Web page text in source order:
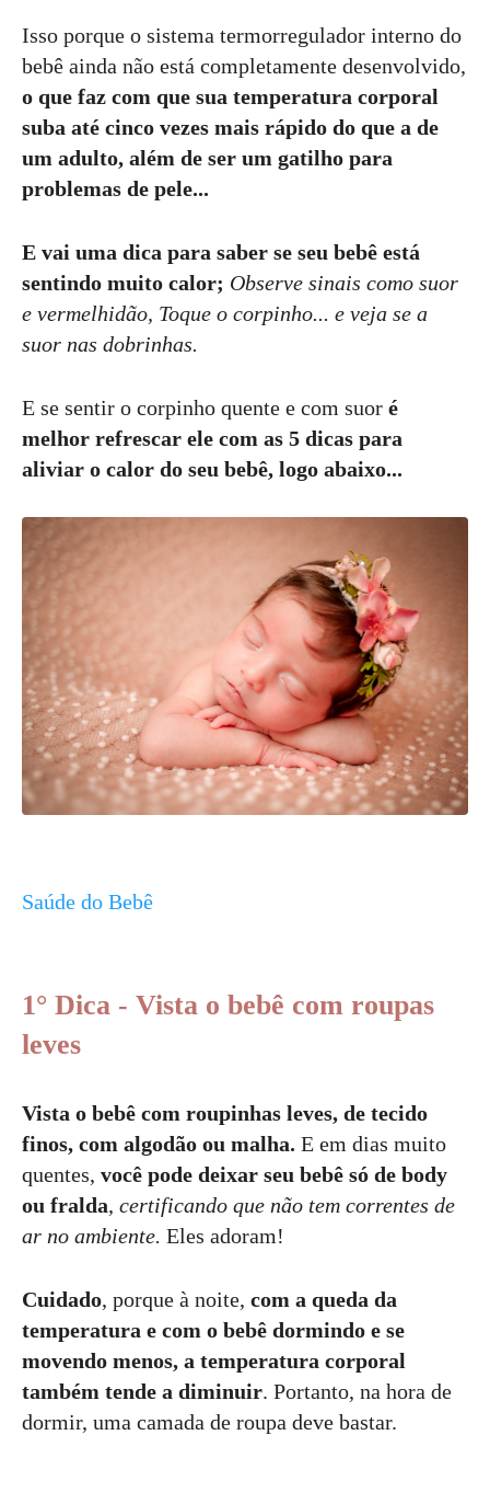
Isso porque o sistema termorregulador interno do
bebê ainda não está completamente desenvolvido,
o que faz com que sua temperatura corporal
suba até cinco vezes mais rápido do que a de
um adulto, além de ser um gatilho para
problemas de pele...
E vai uma dica para saber se seu bebê está
sentindo muito calor; Observe sinais como suor
e vermelhidão, Toque o corpinho... e veja se a
suor nas dobrinhas.
E se sentir o corpinho quente e com suor é
melhor refrescar ele com as 5 dicas para
aliviar o calor do seu bebê, logo abaixo...
Saúde do Bebê
1° Dica - Vista o bebê com roupas
leves
Vista o bebê com roupinhas leves, de tecido
finos, com algodão ou malha. E em dias muito
quentes, você pode deixar seu bebê só de body
ou fralda, certificando que não tem correntes de
ar no ambiente. Eles adoram!
Cuidado, porque à noite, com a queda da
temperatura e com o bebê dormindo e se
movendo menos, a temperatura corporal
também tende a diminuir. Portanto, na hora de
dormir, uma camada de roupa deve bastar.